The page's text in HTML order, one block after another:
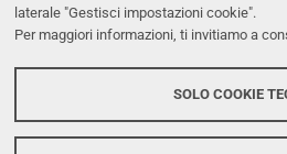
laterale "Gestisci impostazioni cookie".
Per maggiori informazioni, ti invitiamo a
SOLO COOKIE
LINKS
Accessibilità
Protezione dati personali